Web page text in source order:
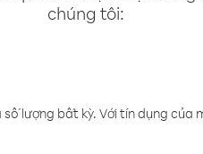
chúng tôi:
lượng bất kỳ. Với tín dụng của